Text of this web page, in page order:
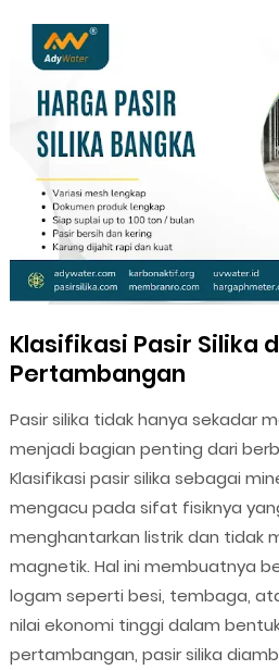
Klasifikasi Pasir Silika
Pertambangan
Pasir silika tidak hanya sekadar
menjadi bagian penting dari
Klasifikasi pasir silika sebagai
mengacu pada sifat fisiknya
menghantarkan listrik dan tidak
magnetik. Hal ini membuatnya
logam seperti besi, tembaga,
nilai ekonomi tinggi dalam
pertambangan, pasir silika